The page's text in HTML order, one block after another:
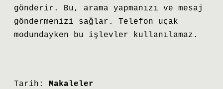
gönderir. Bu, arama yapmanızı ve mesaj
göndermenizi sağlar. Telefon uçak
modundayken bu işlevler kullanılamaz.
Tarih: Makaleler